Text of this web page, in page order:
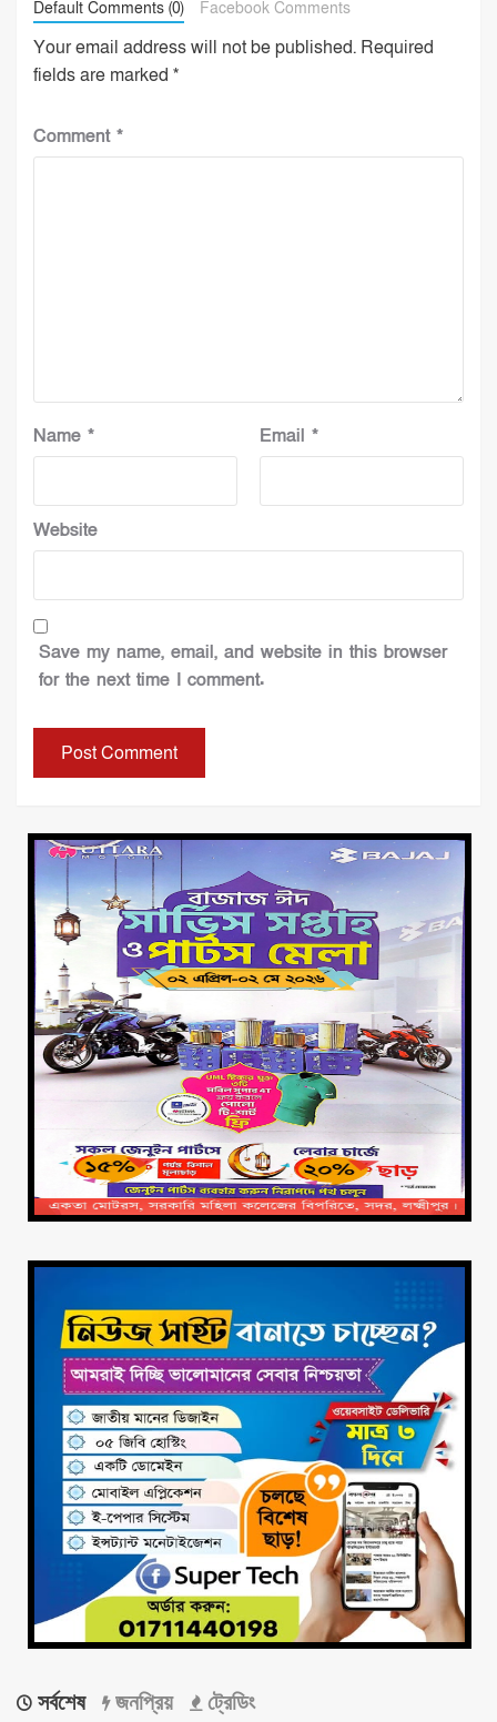
Default Comments (0) Facebook Comments
Your email address will not be published. Required
fields are marked *
Comment *
Name * Email *
Website
Save my name, email, and website in this browser
for the next time I comment.
সর্বশেষ জনপ্রিয় ট্রেডিং